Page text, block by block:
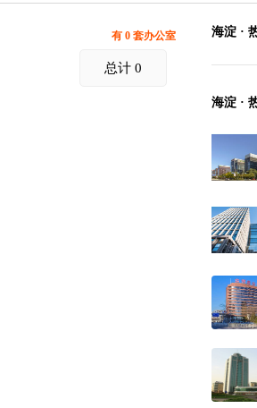
有 0 套办公室
总计 0
海淀 ·
海淀 ·